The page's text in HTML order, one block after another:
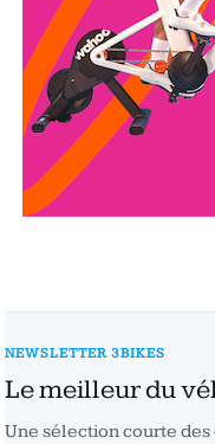
NEWSLETTER 3BIKES
Le meilleur du
Une sélection courte des